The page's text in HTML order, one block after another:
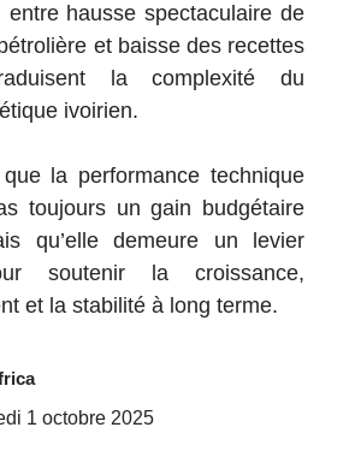
entre hausse spectaculaire de
et baisse des recettes
la complexité du
ivoirien.
la performance technique
toujours un gain budgétaire
qu’elle demeure un levier
soutenir la croissance,
et la stabilité à long terme.
1 octobre 2025